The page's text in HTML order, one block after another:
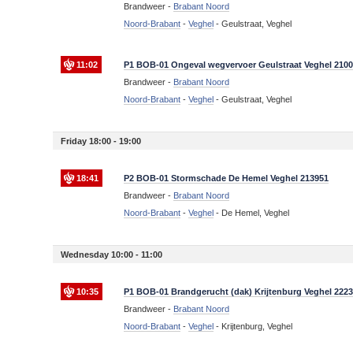
Brandweer - Brabant Noord
Noord-Brabant -Veghel -Geulstraat, Veghel
11:02
P1 BOB-01 Ongeval wegvervoer Geulstraat Veghel
Brandweer - Brabant Noord
Noord-Brabant -Veghel -Geulstraat, Veghel
Friday 18:00 - 19:00
18:41
P2 BOB-01 Stormschade De Hemel Veghel 213951
Brandweer - Brabant Noord
Noord-Brabant -Veghel - De Hemel, Veghel
Wednesday 10:00 - 11:00
10:35
P1 BOB-01 Brandgerucht (dak) Krijtenburg Veghel
Brandweer - Brabant Noord
Noord-Brabant -Veghel - Krijtenburg, Veghel